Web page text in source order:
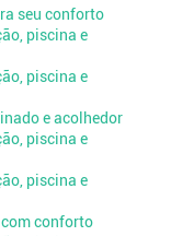
seu conforto
e acolhedor
conforto